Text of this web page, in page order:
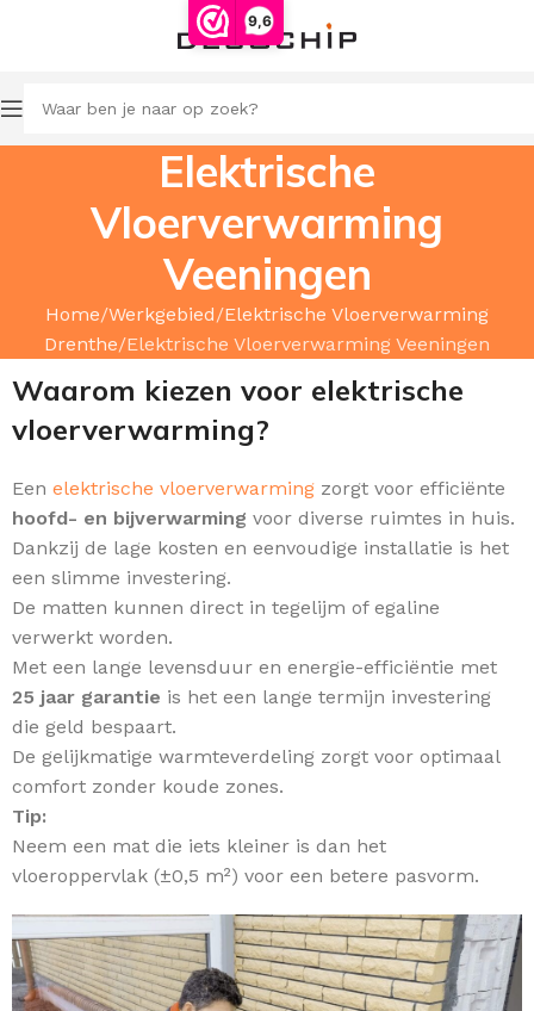
9,6
Elektrische
Vloerverwarming
Veeningen
Home Werkgebied Elektrische Vloerverwarming
Drenthe Elektrische Vloerverwarming Veeningen
Waarom kiezen voor elektrische
vloerverwarming?
Een elektrische vloerverwarming zorgt voor efficiënte
hoofd- en bijverwarming voor diverse ruimtes in huis.
Dankzij de lage kosten en eenvoudige installatie is het
een slimme investering.
De matten kunnen direct in tegelijm of egaline
verwerkt worden.
Met een lange levensduur en energie-efficiëntie met
25 jaar garantie is het een lange termijn investering
die geld bespaart.
De gelijkmatige warmteverdeling zorgt voor optimaal
comfort zonder koude zones.
Tip:
Neem een mat die iets kleiner is dan het
vloeroppervlak (±0,5 m²) voor een betere pasvorm.